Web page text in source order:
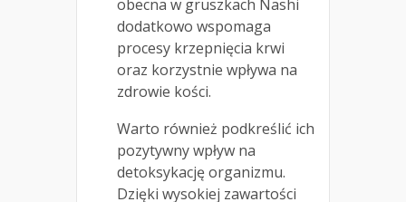
obecna w gruszkach Nashi
dodatkowo wspomaga
procesy krzepnięcia krwi
oraz korzystnie wpływa na
zdrowie kości.
Warto również podkreślić ich
pozytywny wpływ na
detoksykację organizmu.
Dzięki wysokiej zawartości